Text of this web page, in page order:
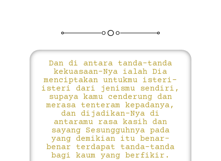
Dan di antara tanda-tanda
kekuasaan-Nya ialah Dia
menciptakan untukmu isteri-
isteri dari jenismu sendiri,
supaya kamu cenderung dan
merasa tenteram kepadanya,
dan dijadikan-Nya di
antaramu rasa kasih dan
sayang Sesungguhnya pada
yang demikian itu benar-
benar terdapat tanda-tanda
bagi kaum yang berfikir.